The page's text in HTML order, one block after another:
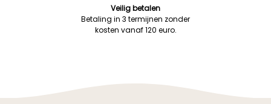
Veilig betalen
Betaling in 3 termijnen zonder
kosten vanaf 120 euro.